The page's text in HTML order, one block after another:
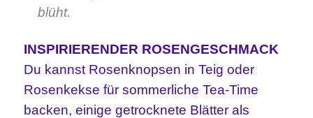
blüht.
INSPIRIERENDER ROSENGESCHMACK
Du kannst Rosenknopsen in Teig oder
Rosenkekse für sommerliche Tea-Time
backen, einige getrocknete Blätter als